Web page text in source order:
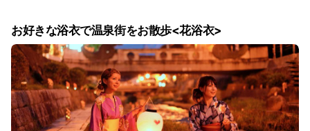
山陰の四季をテーマにした迫力の
4k映像と包み込まれるサラウンド
音響をお楽しみください。 ◆アレ
ルギー対応について◆ ・8大アレ
ルゲンに限り、アレルギー対応い
たします。予約時にご連絡下さ
い。 ※病気や持病、薬の飲み合わ
せ、妊婦さん等、特別なお食事を
は大人の方に準じたミニ会席をご
用意します。 ・幼児食事布団あり
のお子様のご夕食はお子様和膳を
ご用意します。 ・幼児食事のみの
お子様のご夕食はお子様ランチセ
ットをご用意します。
用意。 人気の手作りフレンチトー
ストやパンケーキ、イカ墨黒カレ
ー等、 白石家でしか味わえない目
が覚める程の朝ごはんをお楽しみ
いただけます。 ◆【お食事場所・
アレルギー対応について】◆ ・ご
夕食場所は基本的にダイニングで
ご準備いたします。 ・ご朝食は全
席禁煙のダイニングでバイキング
吸い物 食事 牛しぐれ煮御飯 香
物 自家製ぬか漬け 水菓子 白石
家特製オレンジブリュレ ※時期に
より食材・器を変更する場合がご
ざいます。 ◆ご朝食について◆
ダイニングMaGaTaMaにて島根の
朝ごはんをバッフェスタイルでご
用意。 人気の手作りフレンチトー
ストやパンケーキ、イカ墨黒カレ
長厳選の拘り会席です。女性同士
向けの特別プランです！ ▼のどぐ
ろ▼ 魚のプロである漁師が「一番
旨い」と口をそろえる高級魚で、
その評価は鯛などより、はるか
上。 食通のあいだで特に珍重さ
れ、「幻の魚」「白身のトロ」と
さえ呼ばれる。 ▼島根和牛▼ 鮮や
寧に調理・味付けした拘りの会席
る漁師が「一番旨い」と口をそろ
える高級魚で、その評価は鯛など
より、はるか上。 食通のあいだで
特に珍重され、「幻の魚」「白身
のトロ」とさえ呼ばれる。 ▼島根
和牛▼ 鮮やかな色合い・きめ細か
な霜降り・風味豊かな味わいと、
お好きな浴衣で温泉街をお散歩<花浴衣>